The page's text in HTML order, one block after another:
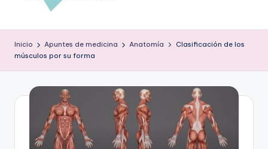
o
m
estudio,
Inicio Apuntes de medicina Anatomía
Clasificación de los
músculos por su forma